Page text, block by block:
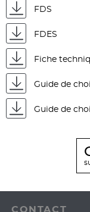
FDS
FDES
Fiche
Guide de
Guide de
CONTACT